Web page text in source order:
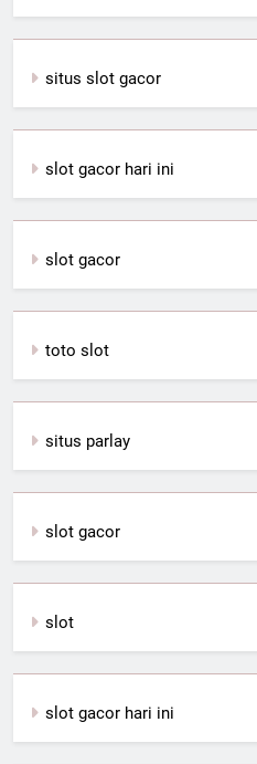
situs slot gacor
slot gacor hari ini
slot gacor
toto slot
situs parlay
slot gacor
slot
slot gacor hari ini